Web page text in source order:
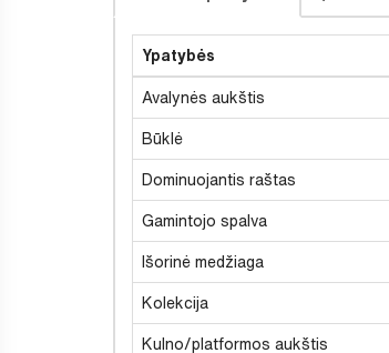
Ypatybės
Avalynės aukštis
Būklė
Dominuojantis raštas
Gamintojo spalva
Išorinė medžiaga
Kolekcija
Kulno/platformos aukštis